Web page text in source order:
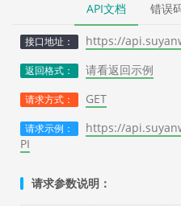
API文档 错误
接口地址： https://
返回格式： 请看返回示例
请求方式： GET
请求示例：
https://
PI
请求参数说明：